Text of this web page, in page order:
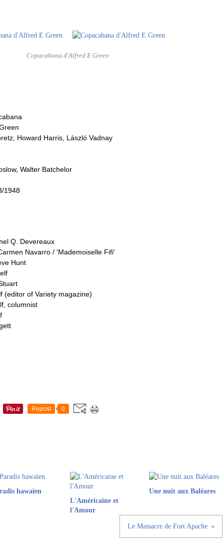
Copacabana d'Alfred E Green
Howard Harris, László Vadnay
Walter Batchelor
1948
Q. Devereaux
Navarro / 'Mademoiselle Fifi'
Hunt
(editor of Variety magazine)
columnist
Repost 0
hawaïen
L'Américaine et
l'Amour
Une nuit aux Baléares
Le Massacre de Fort Apache